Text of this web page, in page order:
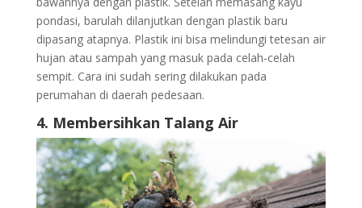
pondasi, barulah dilanjutkan dengan plastik baru
dipasang atapnya. Plastik ini bisa melindungi tetesan air
hujan atau sampah yang masuk pada celah-celah
sempit. Cara ini sudah sering dilakukan pada
perumahan di daerah pedesaan.
4. Membersihkan Talang Air